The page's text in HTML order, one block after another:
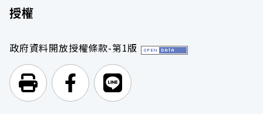
授權
政府資料開放授權條款-第1版
列印頁面前往Facebook
前往Line